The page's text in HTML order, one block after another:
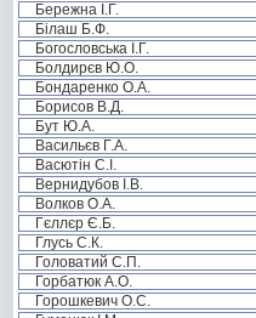
Бережна І.Г.
Білаш Б.Ф.
Богословська І.Г.
Болдирєв Ю.О.
Бондаренко О.А.
Борисов В.Д.
Бут Ю.А.
Васильєв Г.А.
Васютін С.І.
Вернидубов І.В.
Волков О.А.
Гєллєр Є.Б.
Глусь С.К.
Головатий С.П.
Горбатюк А.О.
Горошкевич О.С.